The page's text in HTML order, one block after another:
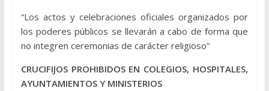
“Los actos y celebraciones oficiales organizados por
los poderes públicos se llevarán a cabo de forma que
no integren ceremonias de carácter religioso”
CRUCIFIJOS PROHIBIDOS EN COLEGIOS, HOSPITALES,
AYUNTAMIENTOS Y MINISTERIOS